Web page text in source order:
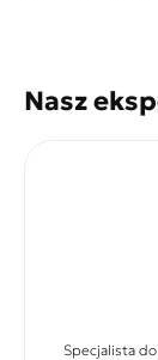
Nasz
Specjalista